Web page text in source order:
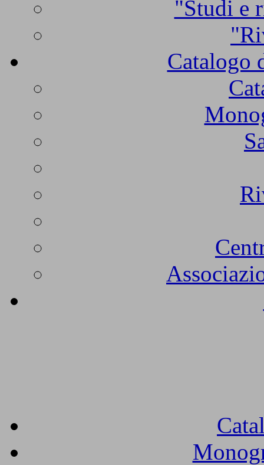
"Studi e
Catalogo